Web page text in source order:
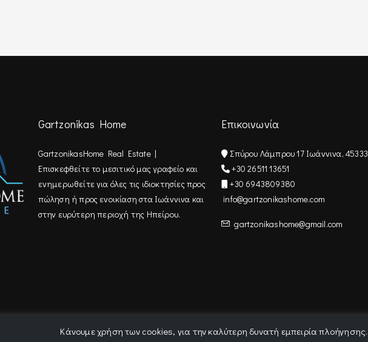
Gartzonikas Home
GartzonikasHome Real Estate |
Επισκεφθείτε τo μεσιτικό μας γραφείο και
ενημερωθείτε για όλες τις ιδιοκτησίες προς
πώληση ή προς ενοικίαση στα Ιωάννινα και
στην ευρύτερη περιοχή της Ηπείρου.
Επικοινωνία
Σπύρου Λάμπρου 17 Ιωάννινα, 45333
+30 26511 13651
+30 6943809380
info@gartzonikashome.com
gartzonikashome@gmail.com
Κάνουμε χρήση των cookies, για την καλύτερη δυνατή εμπειρία πλοήγησης.